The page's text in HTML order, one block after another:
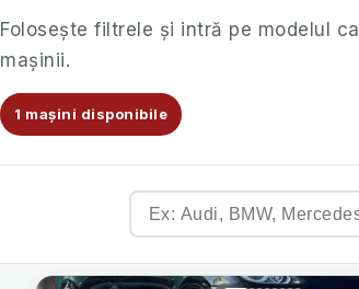
Folosește filtrele și intră pe modelul
mașinii.
1 mașini disponibile